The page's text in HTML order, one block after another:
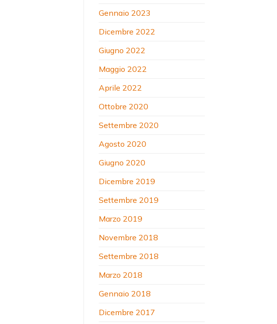
Gennaio 2023
Dicembre 2022
Giugno 2022
Maggio 2022
Aprile 2022
Ottobre 2020
Settembre 2020
Agosto 2020
Giugno 2020
Dicembre 2019
Settembre 2019
Marzo 2019
Novembre 2018
Settembre 2018
Marzo 2018
Gennaio 2018
Dicembre 2017